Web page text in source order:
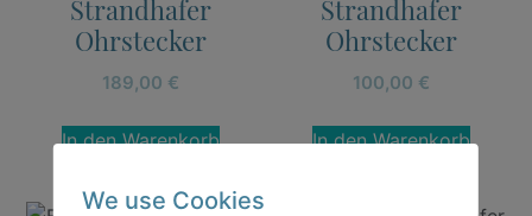
Strandhafer
Ohrstecker
189,00 €
In den Warenkorb
Strandhafer
Ohrstecker
100,00 €
In den Warenkorb
We use Cookies